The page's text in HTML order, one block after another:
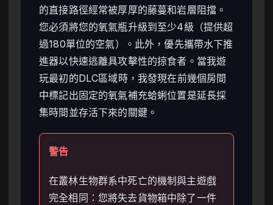
的直接路徑經常被厚厚的藤蔓和岩層阻擋。
您必須將您的氧氣瓶升級到至少4級（提供超
過180單位的空氣）。此外，優先攜帶水下推
進器以快速逃離具攻擊性的掠食者。當我遊
玩最初的DLC區域時，我發現在前幾個房間
中標記出固定的氧氣補充蛤蜊位置是延長採
集時間並存活下來的關鍵。
警告
在叢林生物群系中死亡的機制與主遊戲
完全相同：您將失去貨物箱中除了一件